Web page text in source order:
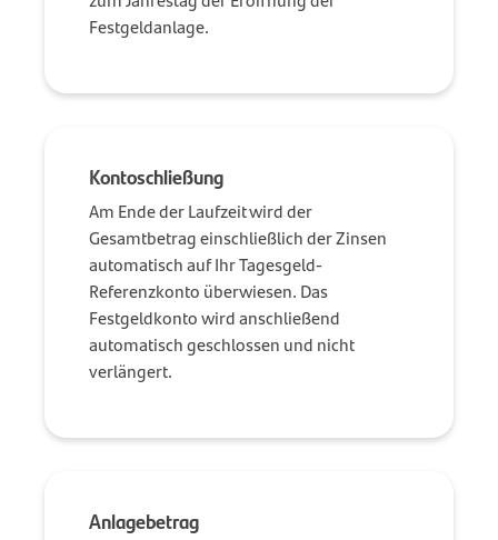
Festgeldanlage.
Kontoschließung
Am Ende der Laufzeit wird der
Gesamtbetrag einschließlich der Zinsen
automatisch auf Ihr Tagesgeld-
Referenzkonto überwiesen. Das
Festgeldkonto wird anschließend
automatisch geschlossen und nicht
verlängert.
Anlagebetrag